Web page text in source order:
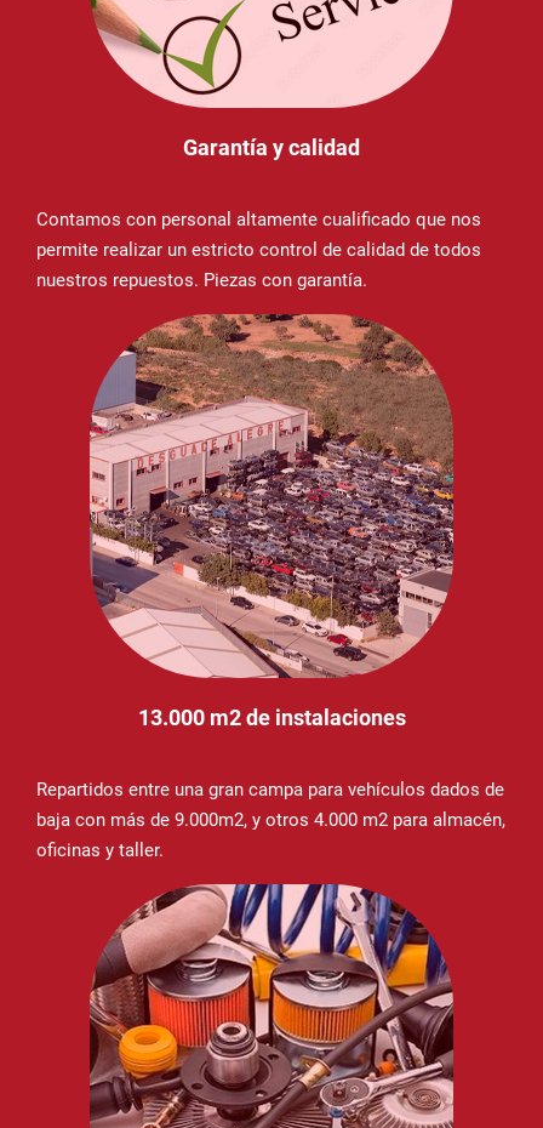
Garantía y calidad
Contamos con personal altamente cualificado que nos
permite realizar un estricto control de calidad de todos
nuestros repuestos. Piezas con garantía.
13.000 m2 de instalaciones
Repartidos entre una gran campa para vehículos dados de
baja con más de 9.000m2, y otros 4.000 m2 para almacén,
oficinas y taller.